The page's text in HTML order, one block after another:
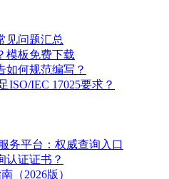
见问题汇总
模板免费下载
如何规范编写？
ISO/IEC 17025要求？
务平台：权威查询入口
认证证书？
（2026版）